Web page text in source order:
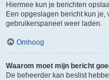
Hiermee kun je berichten
Een opgeslagen bericht kun
gebruikerspaneel weer laden.
Omhoog
Waarom moet mijn bericht
De beheerder kan beslist